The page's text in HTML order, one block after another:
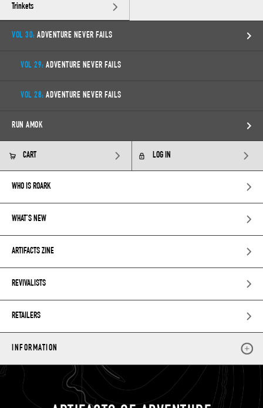
Trinkets
VOL 30: ADVENTURE NEVER FAILS
VOL 29: ADVENTURE NEVER FAILS
VOL 28: ADVENTURE NEVER FAILS
RUN AMOK
CART LOG IN
WHO IS ROARK
WHAT’S NEW
ARTIFACTS ZINE
REVIVALISTS
RETAILERS
INFORMATION